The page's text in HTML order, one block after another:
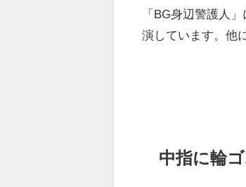
「BG身辺警護人
演しています。他
中指に輪